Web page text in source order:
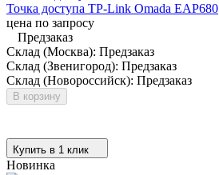
Точка доступа TP-Link Omada EAP680
цена по запросу
Предзаказ
Склад (Москва): Предзаказ
Склад (Звенигород): Предзаказ
Склад (Новороссийск): Предзаказ
В корзину
Купить в 1 клик
Новинка